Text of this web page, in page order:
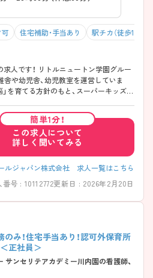
可 住宅補助・手当あり 駅チカ（徒歩10分以
人です！ リトルニュートン学園グルー
舎や幼児舎、幼児教室を運営していま
」を育てる方針のもと、スーパーキッズを
簡単1分！
この求人について
詳しく聞いてみる
ルジャパン株式会社 求人一覧はこちら
番号 : 10112772更新日 : 2026年2月20日
のみ！住宅手当あり！認可外保育所
正社員＞
ンセリテアカデミー川内園の看護師、